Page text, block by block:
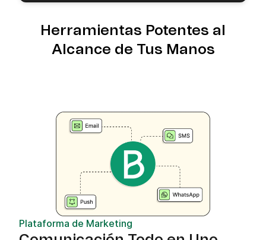
Herramientas Potentes al
Alcance de Tus Manos
Plataforma de Marketing